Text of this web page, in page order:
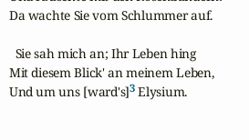
Da wachte Sie vom Schlummer auf.
  Sie sah mich an; Ihr Leben hing
Mit diesem Blick' an meinem Leben,
Und um uns [ward's]3 Elysium.